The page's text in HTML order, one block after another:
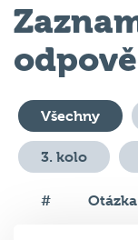
Všechny
3. kolo
# Otázka